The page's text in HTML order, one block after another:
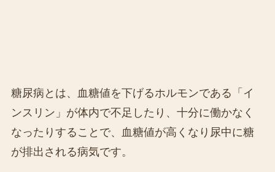
糖尿病とは、血糖値を下げるホルモンである「イ
ンスリン」が体内で不足したり、十分に働かなく
なったりすることで、血糖値が高くなり尿中に糖
が排出される病気です。